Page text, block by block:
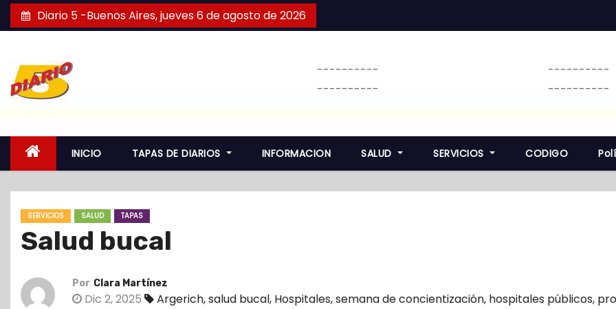
a
Diario 5 -Buenos Aires, jueves 6 de agosto de 2026
----------
----------
----------
----------
INICIO TAPAS DE DIARIOS INFORMACION SALUD SERVICIOS CODIGO
SERVICIOS SALUD TAPAS
Salud bucal
Por Clara Martínez
Dic 2, 2025 Argerich,salud bucal, Hospitales,semana de concientización, hospitales públicos,